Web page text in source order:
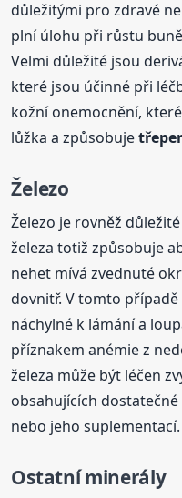
důležitými pro zdravé
plní úlohu při růstu
Velmi důležité jsou
které jsou účinné při
kožní onemocnění,
lůžka a způsobuje
Železo
Železo je rovněž
železa totiž způsobuje
nehet mívá zvednuté
dovnitř. V tomto
náchylné k lámání a
příznakem anémie z
železa může být léčen
obsahujících
nebo jeho suplementací.
Ostatní minerály